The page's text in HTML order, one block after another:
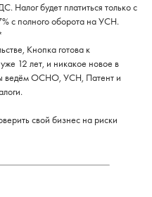
Налог будет платиться только с
с полного оборота на УСН.
Кнопка готова к
12 лет, и никакое новое в
ведём ОСНО, УСН, Патент и
свой бизнес на риски